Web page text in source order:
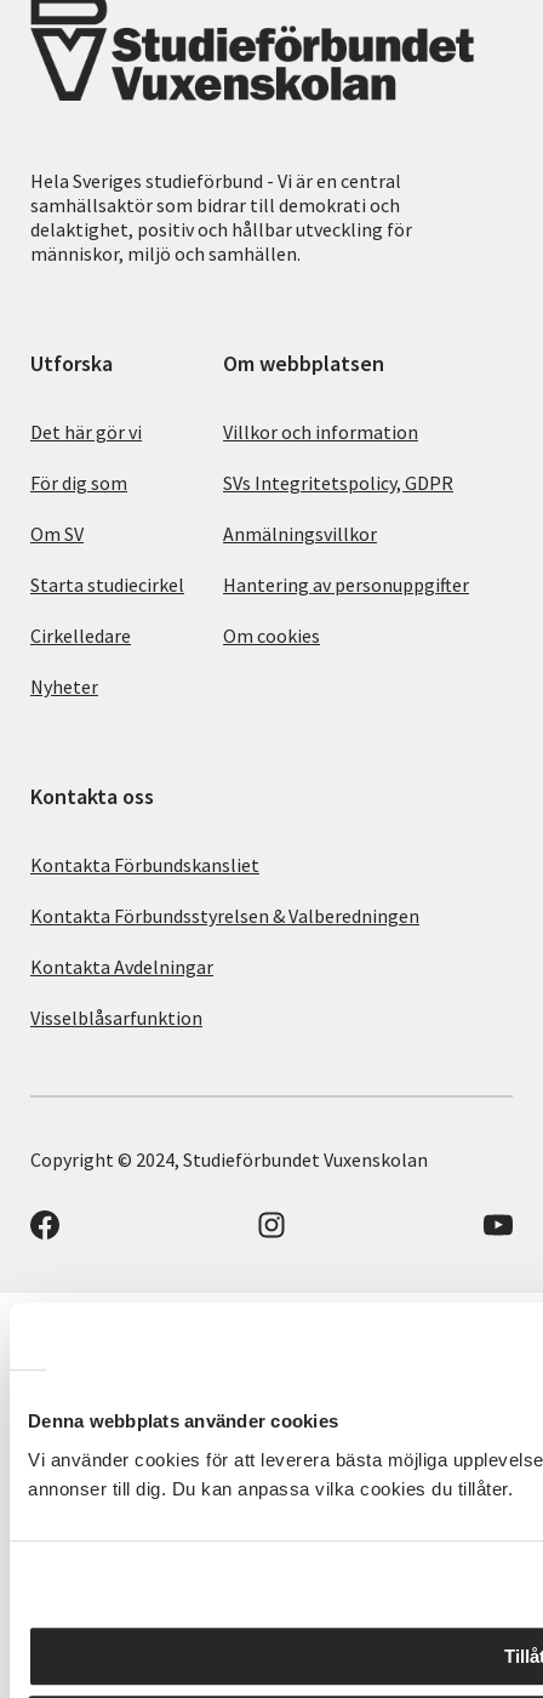
Denna webbplats använder cookies
Vi använder cookies för att leverera bästa möjliga
annonser till dig. Du kan anpassa vilka cookies du tillåter.
Hela Sveriges studieförbund - Vi är en central
samhällsaktör som bidrar till demokrati och
delaktighet, positiv och hållbar utveckling för
människor, miljö och samhällen.
Utforska
Det här gör vi
För dig som
Om SV
Starta studiecirkel
Cirkelledare
Nyheter
Om webbplatsen
Villkor och information
SVs Integritetspolicy, GDPR
Anmälningsvillkor
Hantering av personuppgifter
Om cookies
Kontakta oss
Kontakta Förbundskansliet
Kontakta Förbundsstyrelsen & Valberedningen
Kontakta Avdelningar
Visselblåsarfunktion
Copyright © 2024, Studieförbundet Vuxenskolan